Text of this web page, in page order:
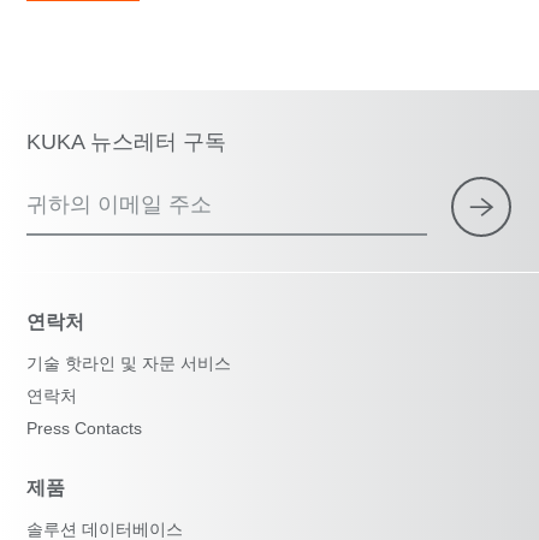
KUKA 뉴스레터 구독
귀하의 이메일 주소
연락처
기술 핫라인 및 자문 서비스
연락처
Press Contacts
제품
솔루션 데이터베이스